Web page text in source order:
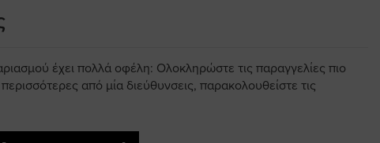
έχει πολλά οφέλη: Ολοκληρώστε τις παραγγελίες πιο
από μία διεύθυνσεις, παρακολουθείστε τις